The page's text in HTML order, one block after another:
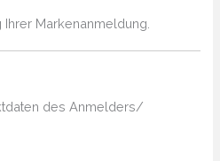
Markenanmeldung.
des Anmelders/